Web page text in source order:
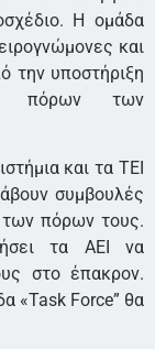
Η ομάδα
και
την υποστήριξη
πόρων των
και τα ΤΕΙ
συμβουλές
των πόρων τους.
τα ΑΕΙ να
στο έπακρον.
«Task Force” θα